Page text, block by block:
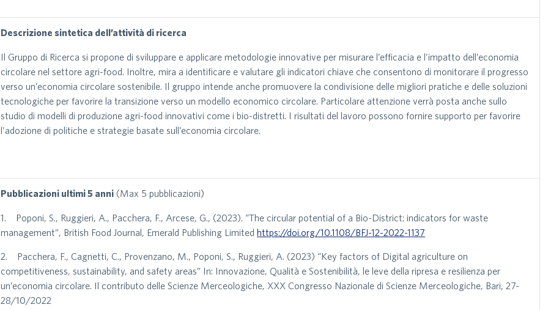
Descrizione sintetica dell’attività di ricerca
Il Gruppo di Ricerca si propone di sviluppare e applicare metodologie innovative per misurare l’efficacia e l’impatto dell’economia
circolare nel settore agri-food. Inoltre, mira a identificare e valutare gli indicatori chiave che consentono di monitorare il progresso
verso un’economia circolare sostenibile. Il gruppo intende anche promuovere la condivisione delle migliori pratiche e delle soluzioni
tecnologiche per favorire la transizione verso un modello economico circolare. Particolare attenzione verrà posta anche sullo
studio di modelli di produzione agri-food innovativi come i bio-distretti. I risultati del lavoro possono fornire supporto per favorire
l’adozione di politiche e strategie basate sull’economia circolare.
Pubblicazioni ultimi 5 anni (Max 5 pubblicazioni)
1. Poponi, S., Ruggieri, A., Pacchera, F., Arcese, G., (2023). “The circular potential of a Bio-District: indicators for waste
management”, British Food Journal, Emerald Publishing Limitedhttps://doi.org/10.1108/BFJ-12-2022-1137
2. Pacchera, F., Cagnetti, C., Provenzano, M., Poponi, S., Ruggieri, A. (2023) “Key factors of Digital agriculture on
competitiveness, sustainability, and safety areas” In: Innovazione, Qualità e Sostenibilità, le leve della ripresa e resilienza per
un’economia circolare. Il contributo delle Scienze Merceologiche, XXX Congresso Nazionale di Scienze Merceologiche, Bari, 27-
28/10/2022